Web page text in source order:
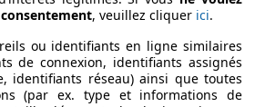
, veuillez cliquer ici.
ou identifiants en ligne similaires
de connexion, identifiants assignés
identifiants réseau) ainsi que toutes
(par ex. type et informations de